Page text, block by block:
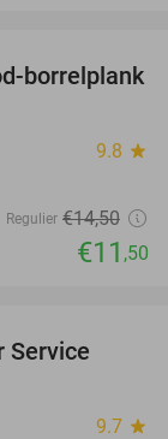
21%
borrelplank
9.8 star
Regulier €14,50
€11 ,50
Service
9.7 star